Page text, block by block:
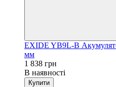
EXIDE YB9L-B
мм
1 838 грн
В наявності
Купити